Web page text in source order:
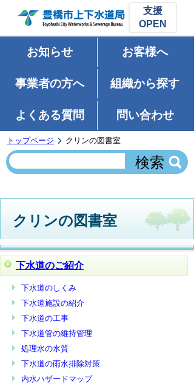
支援
お知らせ お客様へ
事業者の方へ 組織から探す
よくある質問 問い合わせ
トップページ クリンの図書室
クリンの図書室
下水道のご紹介
下水道のしくみ
下水道施設の紹介
下水道の工事
下水道管の維持管理
処理水の水質
下水道の雨水排除対策
内水ハザードマップ